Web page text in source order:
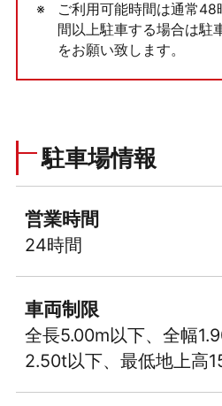
ご利用可能時間は通常
間以上駐車する場合は駐
をお願い致します。
駐車場情報
営業時間
24時間
車両制限
全長5.00m以下、全幅
2.50t以下、最低地上高